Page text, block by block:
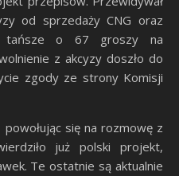
od sprzedaży CNG oraz
tańsze o 67 groszy na
z akcyzy doszło do
zgody ze strony Komisji
powołując się na rozmowę z
już polski projekt,
Te ostatnie są aktualnie